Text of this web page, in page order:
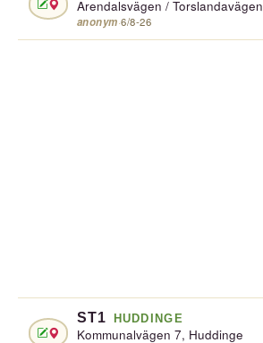
Arendalsvägen / Torslandavägen
anonym·6/8-26
ST1 HUDDINGE
Kommunalvägen 7, Huddinge